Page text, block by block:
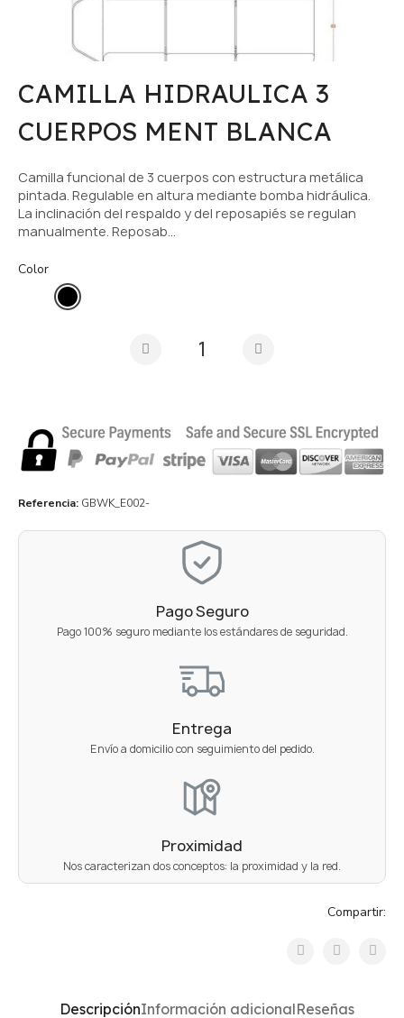
CAMILLA HIDRAULICA 3
CUERPOS MENT BLANCA
Camilla funcional de 3 cuerpos con estructura metálica
pintada. Regulable en altura mediante bomba hidráulica.
La inclinación del respaldo y del reposapiés se regulan
manualmente. Reposab…
Color
Referencia GBWK_E002-
Pago Seguro
Pago 100% seguro mediante los estándares de seguridad.
Entrega
Envío a domicilio con seguimiento del pedido.
Proximidad
Nos caracterizan dos conceptos: la proximidad y la red.
Compartir:
DescripciónInformación adicionalReseñas